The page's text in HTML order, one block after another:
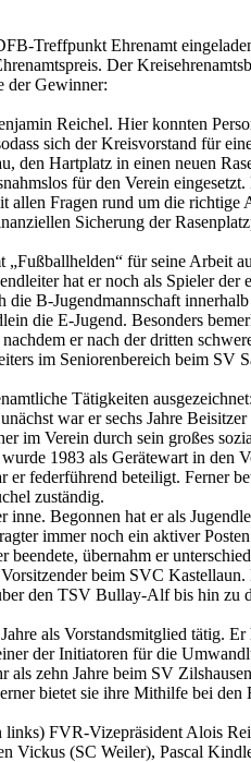
Treffpunkt Ehrenamt
Der
der Gewinner:
Reichel. Hier konnten
sich der Kreisvorstand für
Hartplatz in einen neuen
für den Verein
allen Fragen rund um die
Sicherung der
für seine
hat er noch als Spieler
B-Jugendmannschaft
die E-Jugend. Besonders
er nach der dritten
im Seniorenbereich beim SV
Tätigkeiten ausgezeichnet:
war er sechs Jahre
im Verein durch sein großes
1983 als Gerätewart in den
federführend beteiligt. Ferner
zuständig.
Begonnen hat er als
immer noch ein aktiver
übernahm er
beim SVC
den TSV Bullay-Alf bis hin
als Vorstandsmitglied tätig.
der Initiatoren für die
zehn Jahre beim SV
bietet sie ihre Mithilfe bei
FVR-Vizepräsident Alois
Vickus (SC Weiler), Pascal